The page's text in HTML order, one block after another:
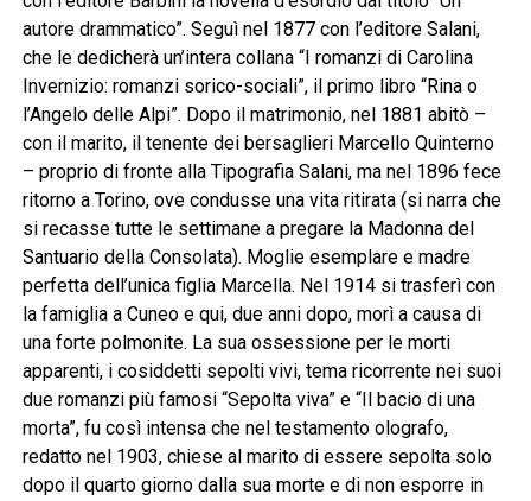
autore drammatico”. Seguì nel 1877 con l’editore Salani,
che le dedicherà un’intera collana “I romanzi di Carolina
Invernizio: romanzi sorico-sociali”, il primo libro “Rina o
l’Angelo delle Alpi”. Dopo il matrimonio, nel 1881 abitò –
con il marito, il tenente dei bersaglieri Marcello Quinterno
– proprio di fronte alla Tipografia Salani, ma nel 1896 fece
ritorno a Torino, ove condusse una vita ritirata (si narra che
si recasse tutte le settimane a pregare la Madonna del
Santuario della Consolata). Moglie esemplare e madre
perfetta dell’unica figlia Marcella. Nel 1914 si trasferì con
la famiglia a Cuneo e qui, due anni dopo, morì a causa di
una forte polmonite. La sua ossessione per le morti
apparenti, i cosiddetti sepolti vivi, tema ricorrente nei suoi
due romanzi più famosi “Sepolta viva” e “Il bacio di una
morta”, fu così intensa che nel testamento olografo,
redatto nel 1903, chiese al marito di essere sepolta solo
dopo il quarto giorno dalla sua morte e di non esporre in